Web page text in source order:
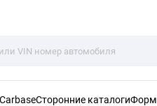
CarbaseСторонние каталоги